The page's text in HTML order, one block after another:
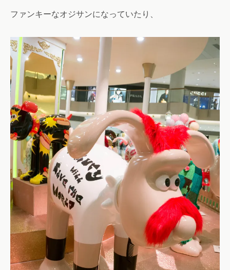
ファンキーなオジサンになっていたり、